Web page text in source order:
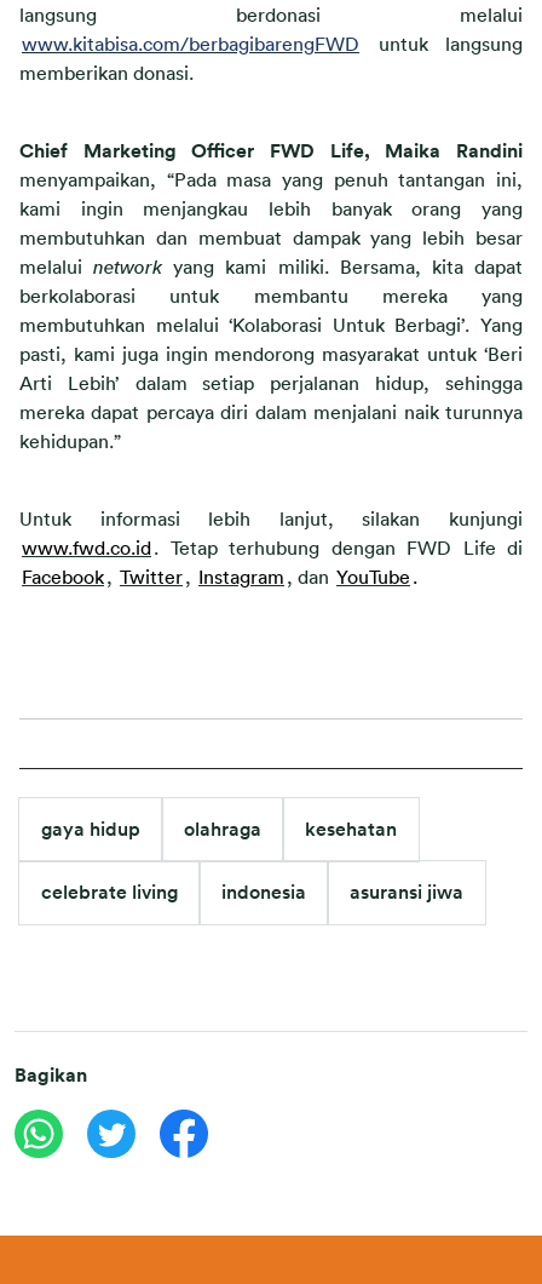
www.kitabisa.com/berbagibarengFWD
untuk langsung
memberikan donasi.
Chief Marketing Officer FWD Life, Maika Randini
menyampaikan, “Pada masa yang penuh tantangan ini,
kami ingin menjangkau lebih banyak orang yang
membutuhkan dan membuat dampak yang lebih besar
melalui network yang kami miliki. Bersama, kita dapat
berkolaborasi untuk membantu mereka yang
membutuhkan melalui ‘Kolaborasi Untuk Berbagi’. Yang
pasti, kami juga ingin mendorong masyarakat untuk ‘Beri
Arti Lebih’ dalam setiap perjalanan hidup, sehingga
mereka dapat percaya diri dalam menjalani naik turunnya
kehidupan.”
www.fwd.co.id
Facebook, Twitter, Instagram , dan YouTube .
gaya hidup olahraga kesehatan
celebrate living indonesia asuransi jiwa
Bagikan